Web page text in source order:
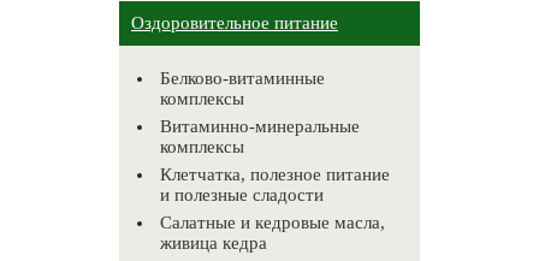
Оздоровительное питание
Белково-витаминные
комплексы
Витаминно-минеральные
комплексы
Клетчатка, полезное питание
и полезные сладости
Салатные и кедровые масла,
живица кедра